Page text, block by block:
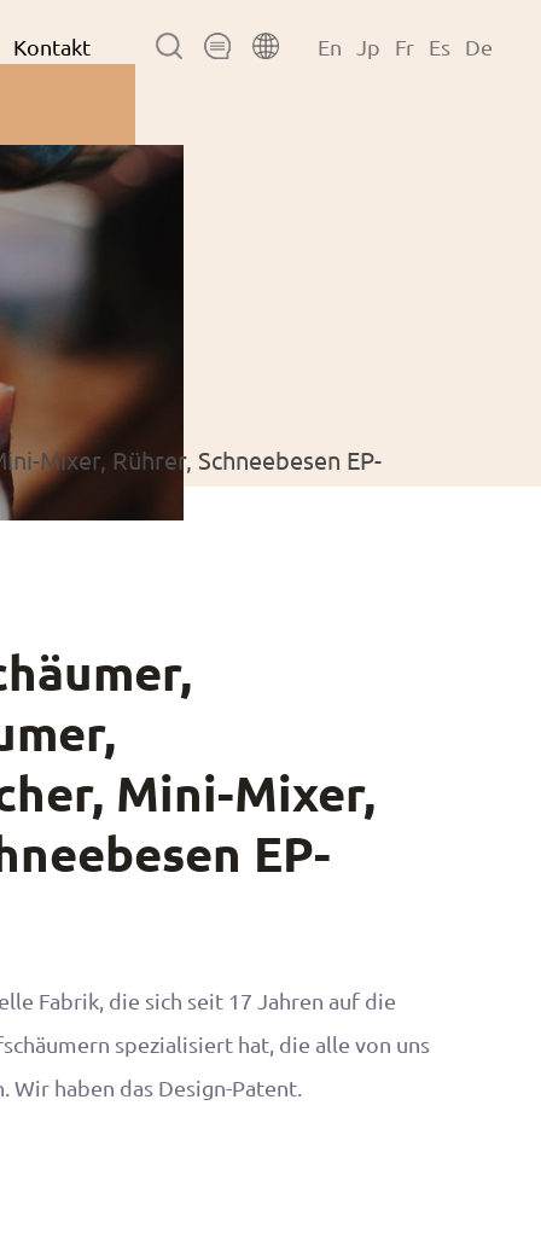
Kontakt En Jp Fr Es De
Mixer, Rührer, Schneebesen EP-
Mini-Mixer,
EP-
Fabrik, die sich seit 17 Jahren auf die
spezialisiert hat, die alle von uns
haben das Design-Patent.